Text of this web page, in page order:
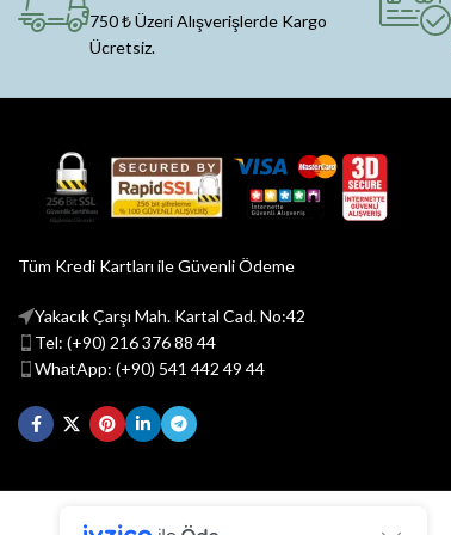
750 ₺ Üzeri Alışverişlerde Kargo
Ücretsiz.
Tüm Kredi Kartları ile Güvenli Ödeme
Yakacık Çarşı Mah. Kartal Cad. No:42
Tel: (+90) 216 376 88 44
WhatApp: (+90) 541 442 49 44